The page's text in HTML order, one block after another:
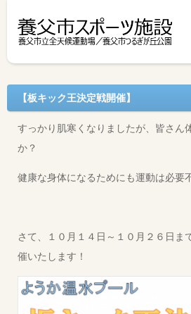
【板キック王決定戦開催】
すっかり肌寒くなりましたが、皆さん
か？
健康な身体になるためにも運動は必要
さて、１０月１４日～１０月２６日ま
催いたします！